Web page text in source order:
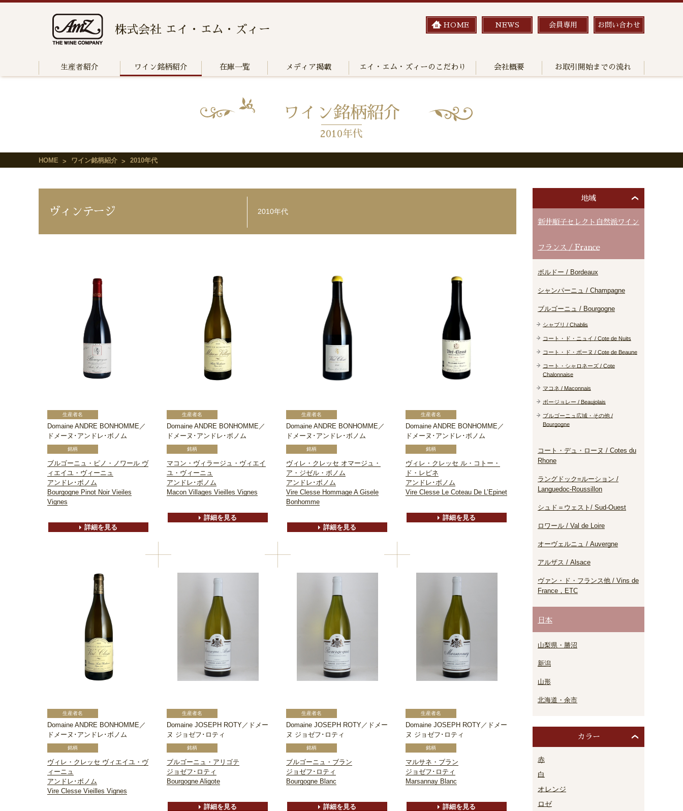
株式会社 エイ・エム・ズィー HOME NEWS 会員専用 お問い合わせ
生産者紹介 ワイン銘柄紹介 在庫一覧 メディア掲載 エイ・エム・ズィーのこだわり 会社概要 お取引開始までの流れ
ワイン銘柄紹介
2010年代
HOME ワイン銘柄紹介 2010年代
ヴィンテージ 2010年代
Domaine ANDRE BONHOMME／
ドメーヌ･アンドレ･ボノム
ブルゴーニュ・ピノ・ノワール ヴ
ィエイユ・ヴィーニュ
アンドレ･ボノム
Bourgogne Pinot Noir Vieiles
Vignes
詳細を見る
Domaine ANDRE BONHOMME／
ドメーヌ･アンドレ･ボノム
マコン・ヴィラージュ・ヴィエイ
ユ・ヴィーニュ
アンドレ･ボノム
Macon Villages Vieilles Vignes
詳細を見る
Domaine ANDRE BONHOMME／
ドメーヌ･アンドレ･ボノム
ヴィレ・クレッセ オマージュ・
ア・ジゼル・ボノム
アンドレ･ボノム
Vire Clesse Hommage A Gisele
Bonhomme
詳細を見る
Domaine ANDRE BONHOMME／
ドメーヌ･アンドレ･ボノム
ヴィレ・クレッセ ル・コトー・
ド・レピネ
アンドレ･ボノム
Vire Clesse Le Coteau De L’Epinet
詳細を見る
Domaine ANDRE BONHOMME／
ドメーヌ･アンドレ･ボノム
ヴィレ・クレッセ ヴィエイユ・ヴ
ィーニュ
アンドレ･ボノム
Vire Clesse Vieilles Vignes
Domaine JOSEPH ROTY／ドメー
ヌ ジョゼフ･ロティ
ブルゴーニュ・アリゴテ
ジョゼフ･ロティ
Bourgogne Aligote
詳細を見る
Domaine JOSEPH ROTY／ドメー
ヌ ジョゼフ･ロティ
ブルゴーニュ・ブラン
ジョゼフ･ロティ
Bourgogne Blanc
詳細を見る
Domaine JOSEPH ROTY／ドメー
ヌ ジョゼフ･ロティ
マルサネ・ブラン
ジョゼフ･ロティ
Marsannay Blanc
詳細を見る
地域
新井順子セレクト自然派ワイン
フランス / France
ボルドー / Bordeaux
シャンパーニュ / Champagne
ブルゴーニュ / Bourgogne
シャブリ / Chablis
コート・ド・ニュイ / Cote de Nuits
コート・ド・ボーヌ / Cote de Beaune
コート・シャロネーズ / Cote
Chalonnaise
マコネ / Maconnais
ボージョレー / Beaujolais
ブルゴーニュ広域・その他 /
Bourgogne
コート・デュ・ローヌ / Cotes du
Rhone
ラングドック=ルーション /
Languedoc-Roussillon
シュド＝ウェスト/ Sud-Ouest
ロワール / Val de Loire
オーヴェルニュ / Auvergne
アルザス / Alsace
ヴァン・ド・フランス他 / Vins de
France，ETC
日本
山梨県・勝沼
新潟
山形
北海道・余市
カラー
赤
白
オレンジ
ロゼ